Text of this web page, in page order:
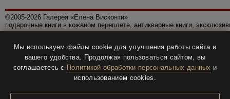
©2005-2026 Галерея «Елена Висконти»
подарочные книги в кожаном переплете, антикварные книги,
Политика конфиденциальности
Все права защищены.
Разработка и дизайнBTV-info.
Мы используем файлы cookie для улучшения работы сайта и
вашего удобства. Продолжая пользоваться сайтом, вы
соглашаетесь с Политикой обработки персональных данных и
использованием cookies.